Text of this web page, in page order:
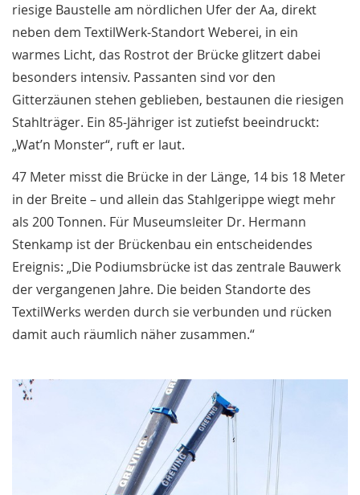
riesige Baustelle am nördlichen Ufer der Aa, direkt
neben dem TextilWerk-Standort Weberei, in ein
warmes Licht, das Rostrot der Brücke glitzert dabei
besonders intensiv. Passanten sind vor den
Gitterzäunen stehen geblieben, bestaunen die riesigen
Stahlträger. Ein 85-Jähriger ist zutiefst beeindruckt:
„Wat’n Monster“, ruft er laut.
47 Meter misst die Brücke in der Länge, 14 bis 18 Meter
in der Breite – und allein das Stahlgerippe wiegt mehr
als 200 Tonnen. Für Museumsleiter Dr. Hermann
Stenkamp ist der Brückenbau ein entscheidendes
Ereignis: „Die Podiumsbrücke ist das zentrale Bauwerk
der vergangenen Jahre. Die beiden Standorte des
TextilWerks werden durch sie verbunden und rücken
damit auch räumlich näher zusammen.“